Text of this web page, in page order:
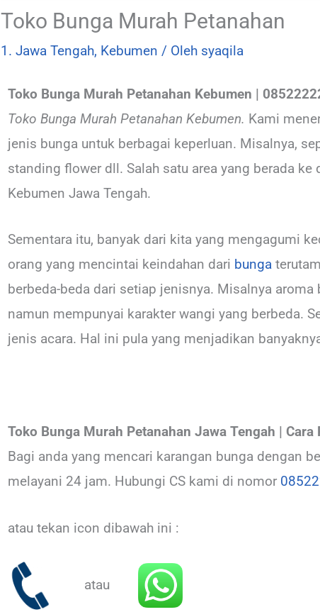
Toko Bunga Murah Petanahan
1. Jawa Tengah, Kebumen / Oleh syaqila
Toko Bunga Murah Petanahan Kebumen |
Toko Bunga Murah Petanahan Kebumen. Kami
jenis bunga untuk berbagai keperluan. Misalnya,
standing flower dll. Salah satu area yang berada
Kebumen Jawa Tengah.
Sementara itu, banyak dari kita yang mengagumi
orang yang mencintai keindahan dari bunga
berbeda-beda dari setiap jenisnya. Misalnya
namun mempunyai karakter wangi yang berbeda.
jenis acara. Hal ini pula yang menjadikan
Toko Bunga Murah Petanahan Jawa Tengah | Cara
Bagi anda yang mencari karangan bunga dengan
melayani 24 jam. Hubungi CS kami di nomor
atau tekan icon dibawah ini :
atau